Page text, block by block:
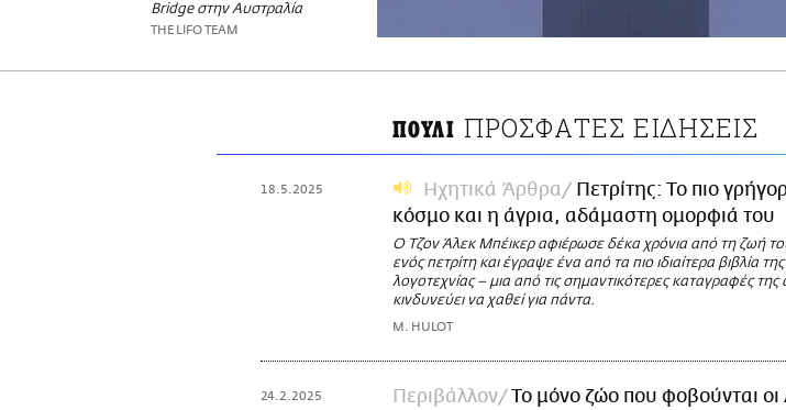
Bridge στην Αυστραλία
THE LIFO TEAM
ΠΟΥΛΙ ΠΡΟΣΦΑΤΕΣ ΕΙΔΗΣΕΙΣ
18.5.2025 Ηχητικά Άρθρα
Πετρίτης: Το πιο
κόσμο και η άγρια, αδάμαστη ομορφιά του
Ο Τζoν Άλεκ Μπέικερ αφιέρωσε δέκα χρόνια από τη ζωή
ενός πετρίτη και έγραψε ένα από τα πιο ιδιαίτερα βιβλία
λογοτεχνίας – μια από τις σημαντικότερες καταγραφές της
κινδυνεύει να χαθεί για πάντα.
M. HULOT
24.2.2025 Περιβάλλον Το μόνο ζώο που φοβούνται οι